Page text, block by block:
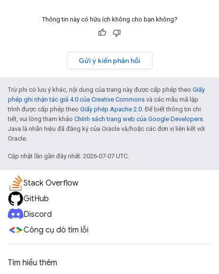
Thông tin này có hữu ích không cho bạn không?
Gửi ý kiến phản hồi
Trừ phi có lưu ý khác, nội dung của trang này được cấp phép theo Giấy
phép ghi nhận tác giả 4.0 của Creative Commons và các mẫu mã lập
trình được cấp phép theo Giấy phép Apache 2.0. Để biết thông tin chi
tiết, vui lòng tham khảo Chính sách trang web của Google Developers.
Java là nhãn hiệu đã đăng ký của Oracle và/hoặc các đơn vị liên kết với
Oracle.
Cập nhật lần gần đây nhất: 2026-07-07 UTC.
Stack Overflow
GitHub
Discord
Công cụ dò tìm lỗi
Tìm hiểu thêm